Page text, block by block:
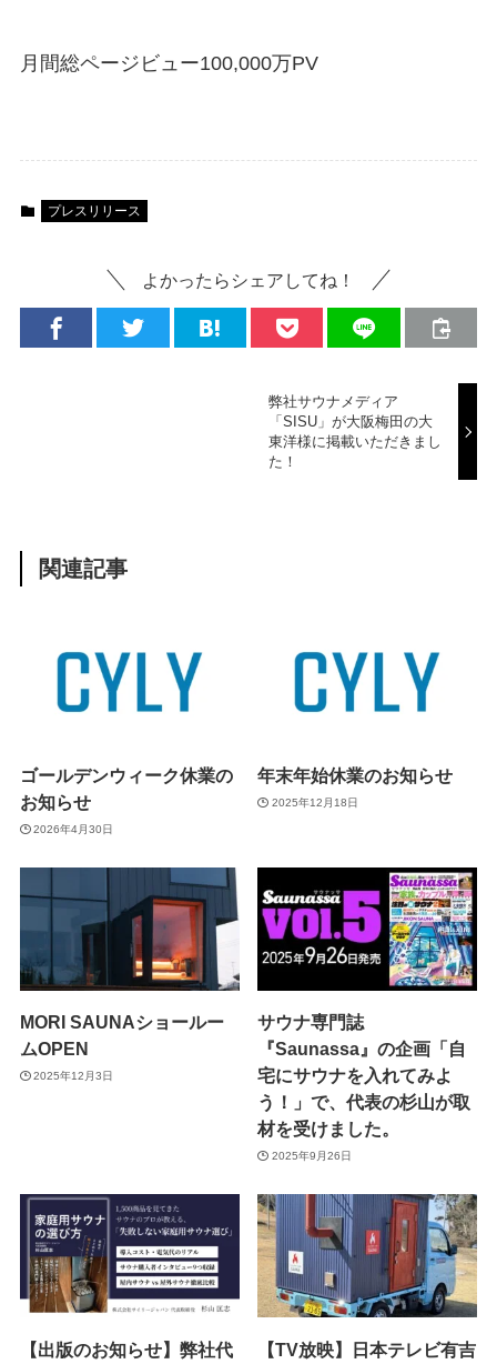
⽉間総ページビュー100,000万PV
プレスリリース
よかったらシェアしてね！
弊社サウナメディア
「SISU」が大阪梅田の大
東洋様に掲載いただきまし
た！
関連記事
ゴールデンウィーク休業の
お知らせ
2026年4月30日
年末年始休業のお知らせ
2025年12月18日
MORI SAUNAショールー
ムOPEN
2025年12月3日
サウナ専門誌
『Saunassa』の企画「自
宅にサウナを入れてみよ
う！」で、代表の杉山が取
材を受けました。
2025年9月26日
【出版のお知らせ】弊社代
【TV放映】日本テレビ有吉